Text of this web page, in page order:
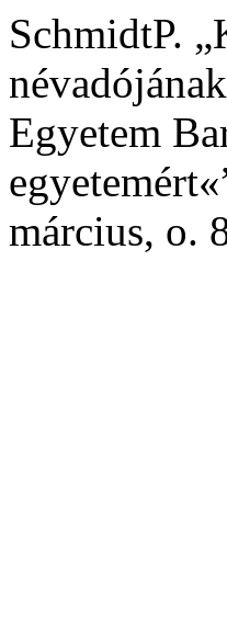
SchmidtP.
Egyetem
március, o.